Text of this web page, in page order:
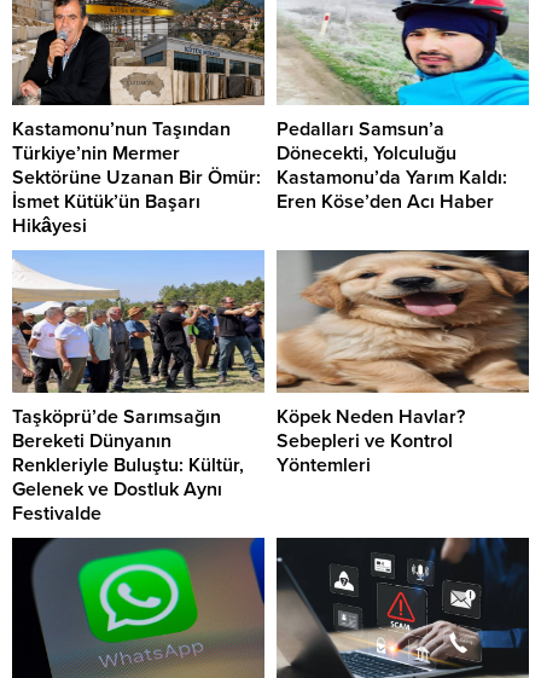
Kastamonu’nun Taşından
Türkiye’nin Mermer
Sektörüne Uzanan Bir Ömür:
İsmet Kütük’ün Başarı
Hikâyesi
Pedalları Samsun’a
Dönecekti, Yolculuğu
Kastamonu’da Yarım Kaldı:
Eren Köse’den Acı Haber
Taşköprü’de Sarımsağın
Bereketi Dünyanın
Renkleriyle Buluştu: Kültür,
Gelenek ve Dostluk Aynı
Festivalde
Köpek Neden Havlar?
Sebepleri ve Kontrol
Yöntemleri